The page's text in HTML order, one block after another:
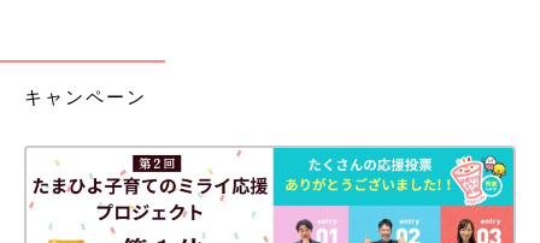
かわいいシアーブーツなどなど、身に着けてみ
たい！と思うものばかり♪ 今回はそんなGUの
おすすめ春小物をご紹介します。
人気がずっと続いているサマナルパンツ。キャラクターとのコラ
ボや可愛らしい柄物など、欲しくなるものが多くて困っちゃいま
すよね♪ 人気の商品は売り切れることもあるので、早めにゲット
キャンペーン